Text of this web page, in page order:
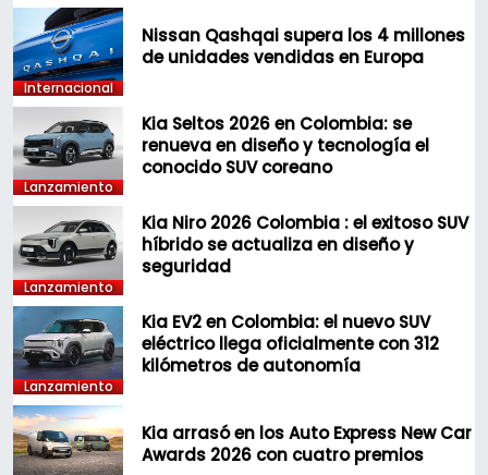
Internacional
Nissan Qashqai supera los 4 millones
de unidades vendidas en Europa
Lanzamiento
Kia Seltos 2026 en Colombia: se
renueva en diseño y tecnología el
conocido SUV coreano
Lanzamiento
Kia Niro 2026 Colombia : el exitoso SUV
híbrido se actualiza en diseño y
seguridad
Lanzamiento
Kia EV2 en Colombia: el nuevo SUV
eléctrico llega oficialmente con 312
kilómetros de autonomía
Kia arrasó en los Auto Express New Car
Awards 2026 con cuatro premios